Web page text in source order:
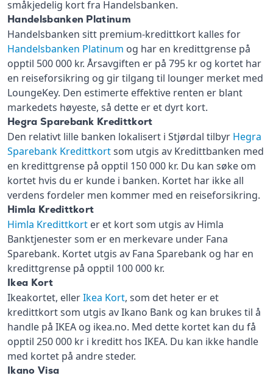
småkjedelig kort fra Handelsbanken.
Handelsbanken Platinum
Handelsbanken sitt premium-kredittkort kalles for
Handelsbanken Platinum og har en kredittgrense på
opptil 500 000 kr. Årsavgiften er på 795 kr og kortet har
en reiseforsikring og gir tilgang til lounger merket med
LoungeKey. Den estimerte effektive renten er blant
markedets høyeste, så dette er et dyrt kort.
Hegra Sparebank Kredittkort
Den relativt lille banken lokalisert i Stjørdal tilbyr Hegra
Sparebank Kredittkortsom utgis av Kredittbanken med
en kredittgrense på opptil 150 000 kr. Du kan søke om
kortet hvis du er kunde i banken. Kortet har ikke all
verdens fordeler men kommer med en reiseforsikring.
Himla Kredittkort
Himla Kredittkort er et kort som utgis av Himla
Banktjenester som er en merkevare under Fana
Sparebank. Kortet utgis av Fana Sparebank og har en
kredittgrense på opptil 100 000 kr.
Ikea Kort
Ikeakortet, ellerIkea Kort, som det heter er et
kredittkort som utgis av Ikano Bank og kan brukes til å
handle på IKEA og ikea.no. Med dette kortet kan du få
opptil 250 000 kr i kreditt hos IKEA. Du kan ikke handle
med kortet på andre steder.
Ikano Visa